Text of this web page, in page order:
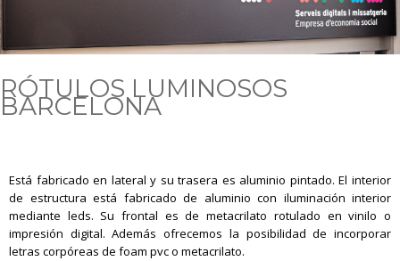
RÓTULOS LUMINOSOS
BARCELONA
Está fabricado en lateral y su trasera es aluminio pintado. El interior
de estructura está fabricado de aluminio con iluminación interior
mediante leds. Su frontal es de metacrilato rotulado en vinilo o
impresión digital. Además ofrecemos la posibilidad de incorporar
letras corpóreas de foam pvc o metacrilato.